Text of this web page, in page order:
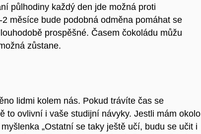
půlhodiny každý den jde možná proti
měsíce bude podobná odměna pomáhat se
prospěšné. Časem čokoládu můžu
zůstane.
lidmi kolem nás. Pokud trávíte čas se
to ovlivní i vaše studijní návyky. Jestli mám okolo
„Ostatní se taky ještě učí, budu se učit i